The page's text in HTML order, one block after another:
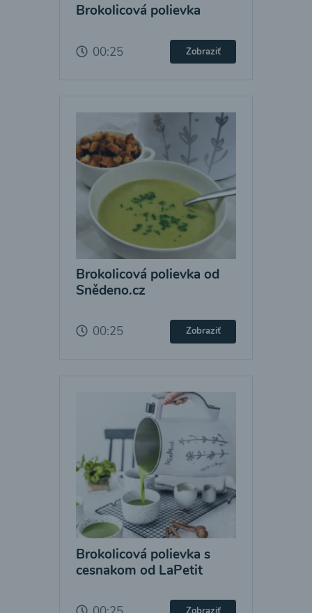
Brokolicová polievka
00:25 Zobraziť
Brokolicová polievka od
Snědeno.cz
00:25 Zobraziť
Brokolicová polievka s
cesnakom od LaPetit